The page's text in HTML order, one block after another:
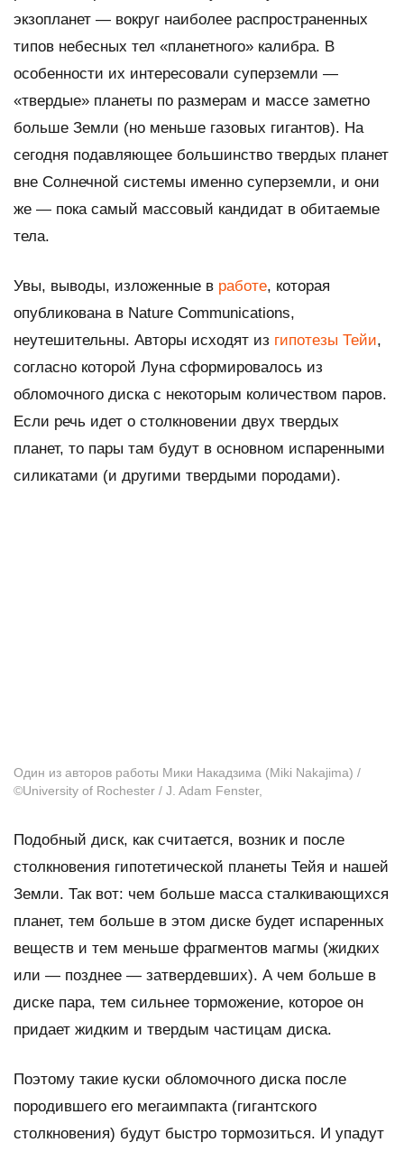
экзопланет — вокруг наиболее распространенных
типов небесных тел «планетного» калибра. В
особенности их интересовали суперземли —
«твердые» планеты по размерам и массе заметно
больше Земли (но меньше газовых гигантов). На
сегодня подавляющее большинство твердых планет
вне Солнечной системы именно суперземли, и они
же — пока самый массовый кандидат в обитаемые
тела.
Увы, выводы, изложенные в работе, которая
опубликована в Nature Communications,
неутешительны. Авторы исходят из гипотезы Тейи,
согласно которой Луна сформировалось из
обломочного диска с некоторым количеством паров.
Если речь идет о столкновении двух твердых
планет, то пары там будут в основном испаренными
силикатами (и другими твердыми породами).
Один из авторов работы Мики Накадзима (Miki Nakajima) /
©University of Rochester / J. Adam Fenster,
Подобный диск, как считается, возник и после
столкновения гипотетической планеты Тейя и нашей
Земли. Так вот: чем больше масса сталкивающихся
планет, тем больше в этом диске будет испаренных
веществ и тем меньше фрагментов магмы (жидких
или — позднее — затвердевших). А чем больше в
диске пара, тем сильнее торможение, которое он
придает жидким и твердым частицам диска.
Поэтому такие куски обломочного диска после
породившего его мегаимпакта (гигантского
столкновения) будут быстро тормозиться. И упадут